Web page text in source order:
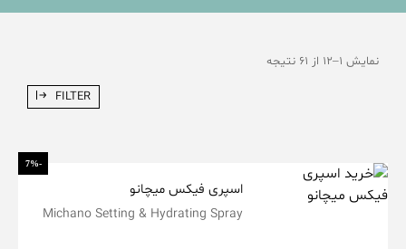
نمایش 1–12 از 61 نتیجه
FILTER
-7%
اسپری فیکس میچانو
Michano Setting & Hydrating Spray